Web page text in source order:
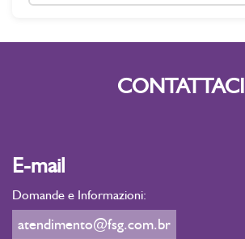
CONTATTACI
E-mail
Domande e Informazioni:
atendimento@fsg.com.br